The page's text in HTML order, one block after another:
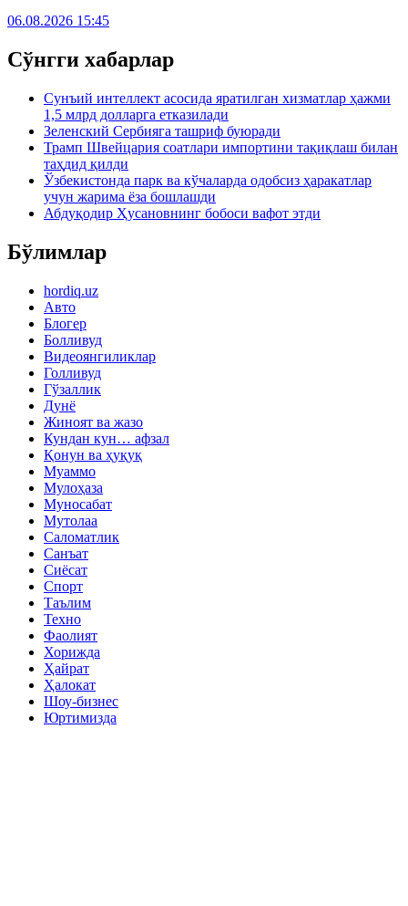
06.08.2026 15:45
Сўнгги хабарлар
Сунъий интеллект асосида яратилган хизматлар ҳажми
1,5 млрд долларга етказилади
Зеленский Сербияга ташриф буюради
Трамп Швейцария соатлари импортини тақиқлаш билан
таҳдид қилди
Ўзбекистонда парк ва кўчаларда одобсиз ҳаракатлар
учун жарима ёза бошлашди
Абдуқодир Ҳусановнинг бобоси вафот этди
Бўлимлар
hordiq.uz
Авто
Блогер
Болливуд
Видеоянгиликлар
Голливуд
Гўзаллик
Дунё
Жиноят ва жазо
Кундан кун… афзал
Қонун ва ҳуқуқ
Муаммо
Мулоҳаза
Муносабат
Мутолаа
Саломатлик
Санъат
Сиёсат
Спорт
Таълим
Техно
Фаолият
Хорижда
Ҳайрат
Ҳалокат
Шоу-бизнес
Юртимизда